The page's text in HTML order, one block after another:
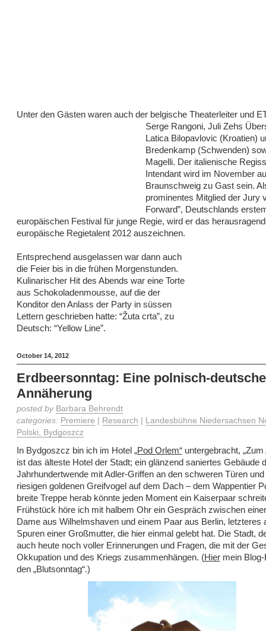
Unter den Gästen waren auch der belgische Theaterleiter und
Serge Rangoni, Juli Zehs
Latica Bilopavlovic (Kroatien)
Bredenkamp (Schwenden)
Magelli. Der italienische
Intendant wird im November
Braunschweig zu Gast sein.
prominentes Mitglied der Jury
Forward”, Deutschlands
europäischen Festival für junge Regie, wird er das
europäische Regietalent 2012 auszeichnen.
Entsprechend ausgelassen war dann auch
die Feier bis in die frühen Morgenstunden.
Kulinarischer Hit des Abends war eine Torte
aus Schokoladenmousse, auf die der
Konditor den Anlass der Party in süssen
Lettern geschrieben hatte: “Žuta crta”, zu
Deutsch: “Yellow Line”.
October 14, 2012
Erdbeersonntag: Eine polnisch-deutsche
Annäherung
posted by Barbara Behrendt
categories: Premiere Research
Landesbühne Niedersachsen
Polski, Bydgoszcz
In Bydgoszcz bin ich im Hotel „Pod Orlem“untergebracht, „Zum
ist das älteste Hotel der Stadt; ein glänzend saniertes Gebäude
Jahrhundertwende mit Adler-Griffen an den schweren Türen
riesigen goldenen Greifvogel auf dem Dach – dem Wappentier
breite Treppe herab könnte jeden Moment ein Kaiserpaar
Frühstück höre ich mit halbem Ohr ein Gespräch zwischen
Dame aus Wilhelmshaven und einem Paar aus Berlin, letzteres
Spuren einer Großmutter, die hier einmal gelebt hat. Die Stadt,
auch heute noch voller Erinnerungen und Fragen, die mit der
Okkupation und des Kriegs zusammenhängen. (Hiermein Blog-
den „Blutsonntag“.)